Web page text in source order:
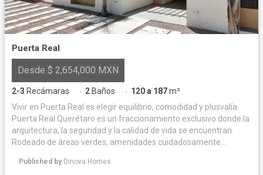
Puerta Real
Desde $ 2,654,000 MXN
2-3 Recámaras · 2 Baños · 120 a 187m²
Vivir en Puerta Real es elegir equilibrio, comodidad y plusvalía.
Puerta Real Querétaro es un fraccionamiento exclusivo donde la
arquitectura, la seguridad y la calidad de vida se encuentran.
Rodeado de áreas verdes, amenidades cuidadosamente
armonioso para disfrutar cada día. Su ubicación privilegiada
Published by Dinova Homes